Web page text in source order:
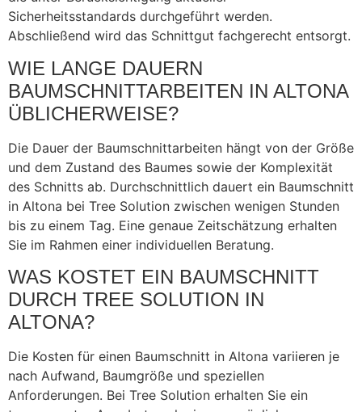
Sicherheitsstandards durchgeführt werden.
Abschließend wird das Schnittgut fachgerecht entsorgt.
WIE LANGE DAUERN
BAUMSCHNITTARBEITEN IN ALTONA
ÜBLICHERWEISE?
Die Dauer der Baumschnittarbeiten hängt von der Größe
und dem Zustand des Baumes sowie der Komplexität
des Schnitts ab. Durchschnittlich dauert ein Baumschnitt
in Altona bei Tree Solution zwischen wenigen Stunden
bis zu einem Tag. Eine genaue Zeitschätzung erhalten
Sie im Rahmen einer individuellen Beratung.
WAS KOSTET EIN BAUMSCHNITT
DURCH TREE SOLUTION IN
ALTONA?
Die Kosten für einen Baumschnitt in Altona variieren je
nach Aufwand, Baumgröße und speziellen
Anforderungen. Bei Tree Solution erhalten Sie ein